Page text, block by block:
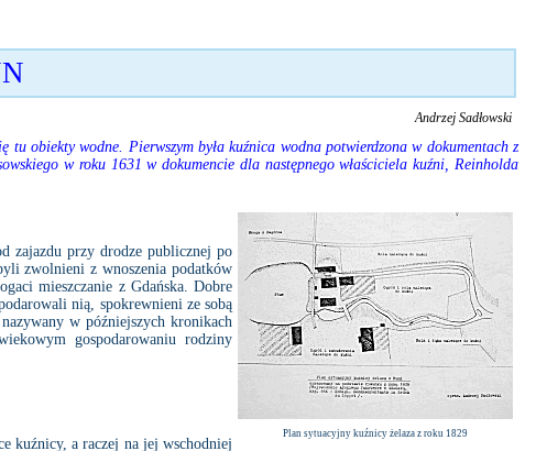
Andrzej Sadłowski
obiekty wodne. Pierwszym była kuźnica wodna potwierdzona w dokumentach z
w roku 1631 w dokumencie dla następnego właściciela kuźni, Reinholda
Plan sytuacyjny kuźnicy żelaza z roku 1829
zajazdu przy drodze publicznej po
zwolnieni z wnoszenia podatków
mieszczanie z Gdańska. Dobre
nią, spokrewnieni ze sobą
w późniejszych kronikach
gospodarowaniu rodziny
kuźnicy, a raczej na jej wschodniej